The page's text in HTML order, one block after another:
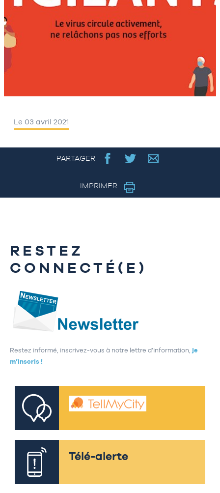
Le 03 avril 2021
PARTAGER
IMPRIMER
RESTEZ
CONNECTÉ(E)
Restez informé, inscrivez-vous à notre lettre d’information, je
m’inscris !
Télé-alerte